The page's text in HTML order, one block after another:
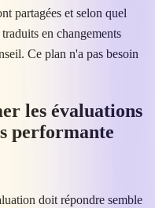
partagées et selon quel
en changements
Ce plan n'a pas besoin
les évaluations
performante
doit répondre semble